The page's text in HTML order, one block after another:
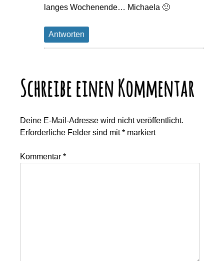
langes Wochenende… Michaela 🙂
Antworten
Schreibe einen Kommentar
Deine E-Mail-Adresse wird nicht veröffentlicht.
Erforderliche Felder sind mit* markiert
Kommentar*